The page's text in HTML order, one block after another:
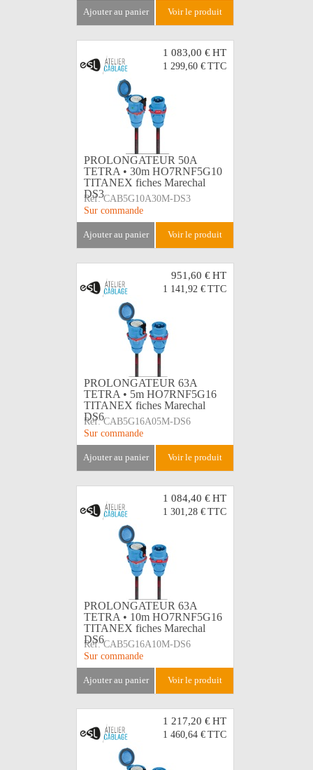
ajouter au panier voir le produit
1 083,00 €HT
1 299,60 € TTC
PROLONGATEUR 50A
TETRA • 30m HO7RNF5G10
TITANEX fiches Marechal
DS3
Réf: CAB5G10A30M-DS3
Sur commande
ajouter au panier voir le produit
951,60 €HT
1 141,92 € TTC
PROLONGATEUR 63A
TETRA • 5m HO7RNF5G16
TITANEX fiches Marechal
DS6
Réf: CAB5G16A05M-DS6
Sur commande
ajouter au panier voir le produit
1 084,40 €HT
1 301,28 € TTC
PROLONGATEUR 63A
TETRA • 10m HO7RNF5G16
TITANEX fiches Marechal
DS6
Réf: CAB5G16A10M-DS6
Sur commande
ajouter au panier voir le produit
1 217,20 €HT
1 460,64 € TTC